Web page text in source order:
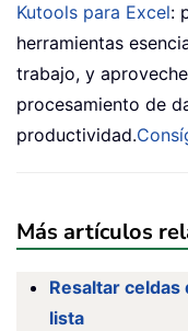
Kutools para Excel:
herramientas
trabajo, y
procesamiento de
productividad.
Más artículos
Resaltar
lista